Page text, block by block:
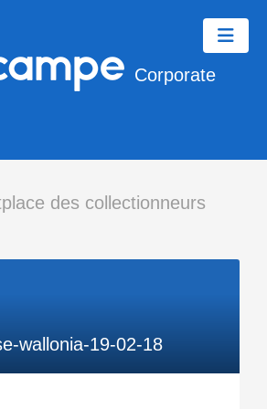
Corporate
des collectionneurs
wallonia-19-02-18